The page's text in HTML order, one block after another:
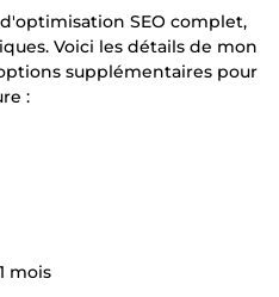
SEO complet,
Voici les détails de mon
supplémentaires pour
:
mois